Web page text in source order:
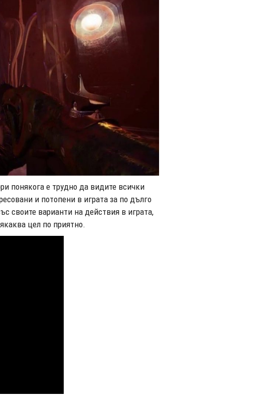
понякога е трудно да видите всички
и потопени в играта за по дълго
своите варианти на действия в играта,
цел по приятно.